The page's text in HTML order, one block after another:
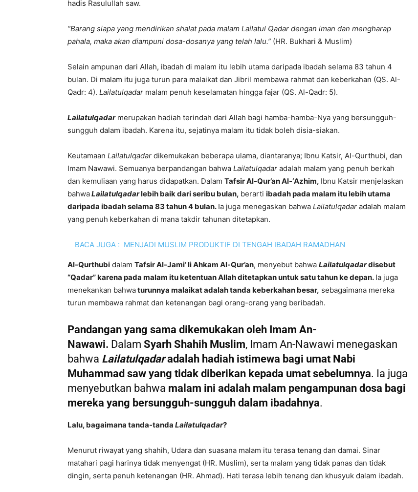
hadis Rasulullah saw.
“Barang siapa yang mendirikan shalat pada malam Lailatul Qadar dengan iman dan mengharap
pahala, maka akan diampuni dosa-dosanya yang telah lalu.” (HR. Bukhari & Muslim)
Selain ampunan dari Allah, ibadah di malam itu lebih utama daripada ibadah selama 83 tahun 4
bulan. Di malam itu juga turun para malaikat dan Jibril membawa rahmat dan keberkahan (QS. Al-
Qadr: 4). Lailatulqadar malam penuh keselamatan hingga fajar (QS. Al-Qadr: 5).
Lailatulqadarmerupakan hadiah terindah dari Allah bagi hamba-hamba-Nya yang bersungguh-
sungguh dalam ibadah. Karena itu, sejatinya malam itu tidak boleh disia-siakan.
Keutamaan Lailatulqadar dikemukakan beberapa ulama, diantaranya; Ibnu Katsir, Al-Qurthubi, dan
Imam Nawawi. Semuanya berpandangan bahwa Lailatulqadar adalah malam yang penuh berkah
dan kemuliaan yang harus didapatkan. Dalam Tafsir Al-Qur’an Al-‘Azhim, Ibnu Katsir menjelaskan
bahwaLailatulqadarlebih baik dari seribu bulan, berarti ibadah pada malam itu lebih utama
daripada ibadah selama 83 tahun 4 bulan. Ia juga menegaskan bahwa Lailatulqadar adalah malam
yang penuh keberkahan di mana takdir tahunan ditetapkan.
BACA JUGA : MENJADI MUSLIM PRODUKTIF DI TENGAH IBADAH RAMADHAN
Al-Qurthubi dalam Tafsir Al-Jami’ li Ahkam Al-Qur’an, menyebut bahwa Lailatulqadardisebut
“Qadar” karena pada malam itu ketentuan Allah ditetapkan untuk satu tahun ke depan. Ia juga
menekankan bahwaturunnya malaikat adalah tanda keberkahan besar, sebagaimana mereka
turun membawa rahmat dan ketenangan bagi orang-orang yang beribadah.
Pandangan yang sama dikemukakan oleh Imam An-
Nawawi. Dalam Syarh Shahih Muslim, Imam An-Nawawi menegaskan
bahwa Lailatulqadaradalah hadiah istimewa bagi umat Nabi
Muhammad saw yang tidak diberikan kepada umat sebelumnya. Ia juga
menyebutkan bahwa malam ini adalah malam pengampunan dosa bagi
mereka yang bersungguh-sungguh dalam ibadahnya.
Lalu, bagaimana tanda-tanda Lailatulqadar?
Menurut riwayat yang shahih, Udara dan suasana malam itu terasa tenang dan damai. Sinar
matahari pagi harinya tidak menyengat (HR. Muslim), serta malam yang tidak panas dan tidak
dingin, serta penuh ketenangan (HR. Ahmad). Hati terasa lebih tenang dan khusyuk dalam ibadah.